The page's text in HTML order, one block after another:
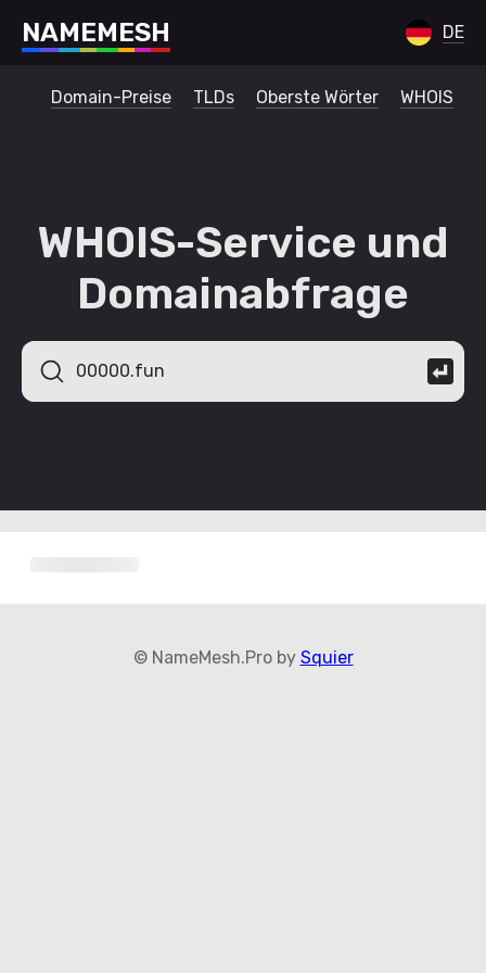
NAMEMESH DE
Domain-Preise TLDs Oberste Wörter WHOIS
WHOIS-Service und
Domainabfrage
© NameMesh.Pro by Squier